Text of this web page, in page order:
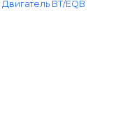
Двигатель BT/EQB